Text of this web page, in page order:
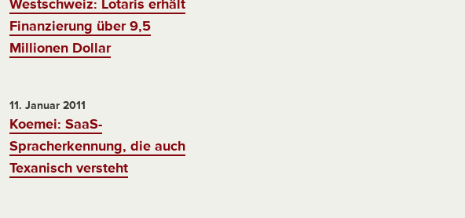
Westschweiz: Lotaris erhält
Finanzierung über 9,5
Millionen Dollar
11. Januar 2011
Koemei: SaaS-
Spracherkennung, die auch
Texanisch versteht